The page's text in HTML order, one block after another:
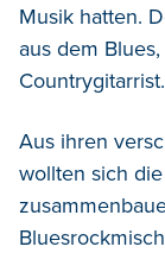
Musik hatten.
aus dem
Countrygitarrist.
Aus ihren
wollten sich